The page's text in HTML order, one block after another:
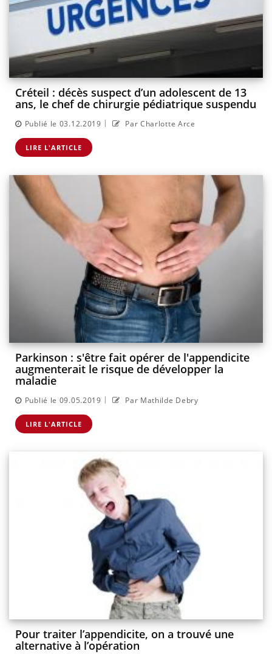
Créteil : décès suspect d’un adolescent de 13
ans, le chef de chirurgie pédiatrique suspendu
Publié le 03.12.2019 | Par Charlotte Arce
LIRE L'ARTICLE
Parkinson : s'être fait opérer de l'appendicite
augmenterait le risque de développer la
maladie
Publié le 09.05.2019 | Par Mathilde Debry
LIRE L'ARTICLE
Pour traiter l’appendicite, on a trouvé une
alternative à l’opération